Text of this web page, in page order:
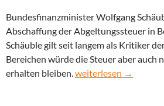
Bundesfinanzminister Wolfgang
Abschaffung der Abgeltungssteuer in
Schäuble gilt seit langem als Kritiker
Bereichen würde die Steuer aber auch
erhalten bleiben.Kommt das Ende der
weiterlesen →